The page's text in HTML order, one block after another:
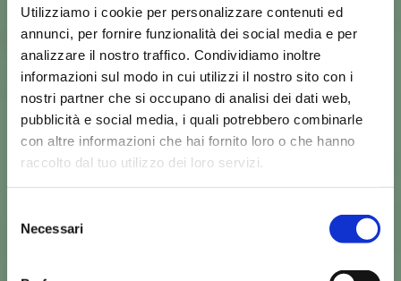
Utilizziamo i cookie per personalizzare contenuti ed
annunci, per fornire funzionalità dei social media e per
analizzare il nostro traffico. Condividiamo inoltre
informazioni sul modo in cui utilizzi il nostro sito con i
nostri partner che si occupano di analisi dei dati web,
pubblicità e social media, i quali potrebbero combinarle
con altre informazioni che hai fornito loro o che hanno
raccolto dal tuo utilizzo dei loro servizi.
delNecessari
Ridotte emissioni di